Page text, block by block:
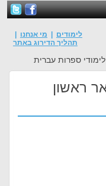
לימודים מי אנחנו
תהליך הדירוג באתר
ספרות עברית
ראשון